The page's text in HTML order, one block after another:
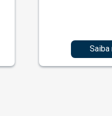
Saiba